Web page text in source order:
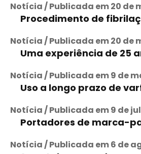
Notícia / Publicada em 20 de
Procedimento de
Notícia / Publicada em 20 de
Uma experiência de 25
Notícia / Publicada em 9 de
Uso a longo prazo de
Notícia / Publicada em 9 de
Portadores de marca-
Notícia / Publicada em 6 de